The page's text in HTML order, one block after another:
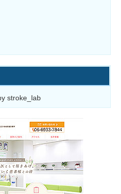
stroke_lab